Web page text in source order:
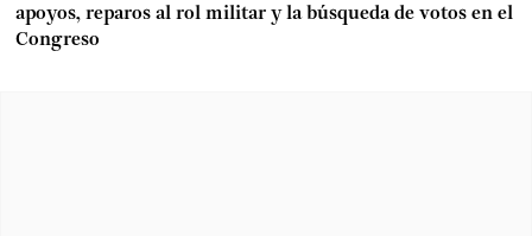
apoyos, reparos al rol militar y la búsqueda de votos en el
Congreso